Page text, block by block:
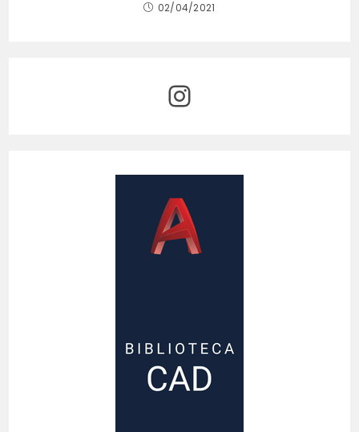
02/04/2021
Instagram